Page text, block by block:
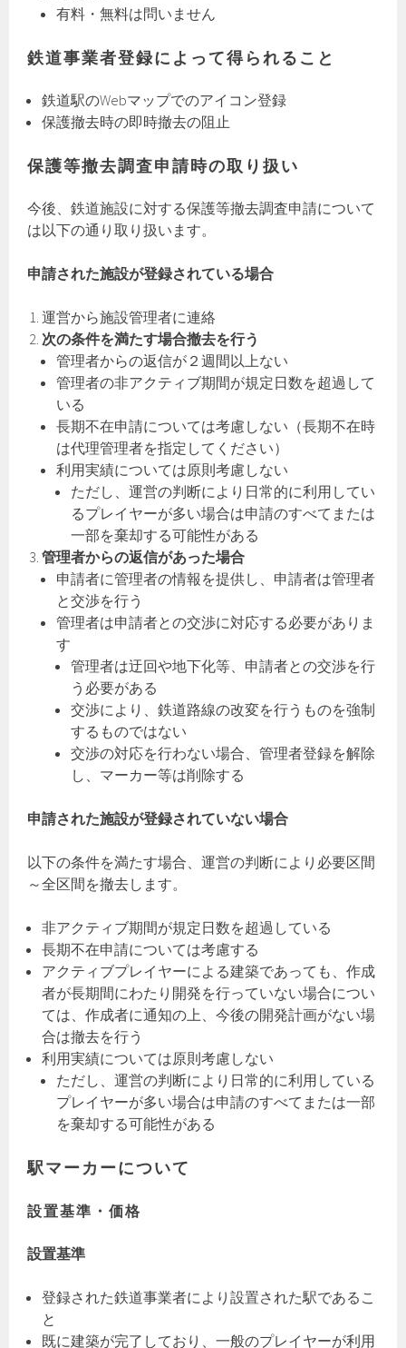
有料・無料は問いません
鉄道事業者登録によって得られること
鉄道駅のWebマップでのアイコン登録
保護撤去時の即時撤去の阻止
保護等撤去調査申請時の取り扱い
今後、鉄道施設に対する保護等撤去調査申請について
は以下の通り取り扱います。
申請された施設が登録されている場合
運営から施設管理者に連絡
次の条件を満たす場合撤去を行う
管理者からの返信が２週間以上ない
管理者の非アクティブ期間が規定日数を超過して
いる
長期不在申請については考慮しない（長期不在時
は代理管理者を指定してください）
利用実績については原則考慮しない
ただし、運営の判断により日常的に利用してい
るプレイヤーが多い場合は申請のすべてまたは
一部を棄却する可能性がある
管理者からの返信があった場合
申請者に管理者の情報を提供し、申請者は管理者
と交渉を行う
管理者は申請者との交渉に対応する必要がありま
す
管理者は迂回や地下化等、申請者との交渉を行
う必要がある
交渉により、鉄道路線の改変を行うものを強制
するものではない
交渉の対応を行わない場合、管理者登録を解除
し、マーカー等は削除する
申請された施設が登録されていない場合
以下の条件を満たす場合、運営の判断により必要区間
～全区間を撤去します。
非アクティブ期間が規定日数を超過している
長期不在申請については考慮する
アクティブプレイヤーによる建築であっても、作成
者が長期間にわたり開発を行っていない場合につい
ては、作成者に通知の上、今後の開発計画がない場
合は撤去を行う
利用実績については原則考慮しない
ただし、運営の判断により日常的に利用している
プレイヤーが多い場合は申請のすべてまたは一部
を棄却する可能性がある
駅マーカーについて
設置基準・価格
設置基準
登録された鉄道事業者により設置された駅であるこ
と
既に建築が完了しており、一般のプレイヤーが利用